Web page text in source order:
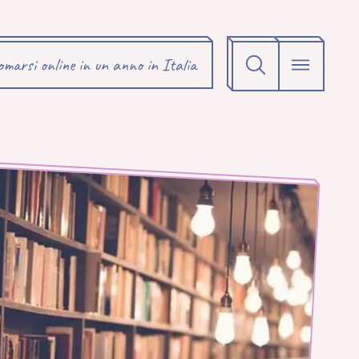
online in un anno in Italia